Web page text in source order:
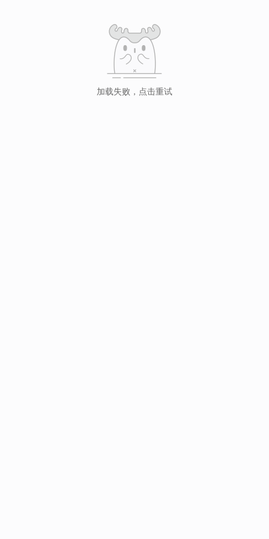
加载失败，点击重试